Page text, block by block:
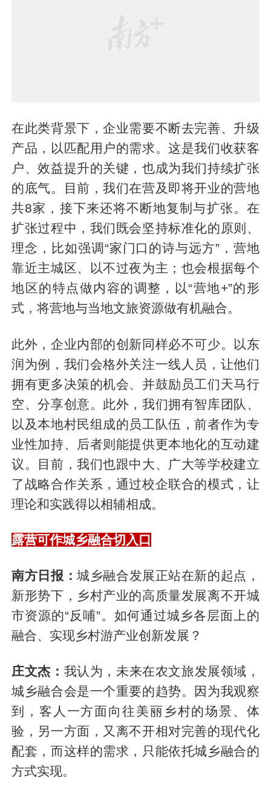
在此类背景下，企业需要不断去完善、升级
产品，以匹配用户的需求。这是我们收获客
户、效益提升的关键，也成为我们持续扩张
的底气。目前，我们在营及即将开业的营地
共8家，接下来还将不断地复制与扩张。在
扩张过程中，我们既会坚持标准化的原则、
理念，比如强调“家门口的诗与远方”，营地
靠近主城区、以不过夜为主；也会根据每个
地区的特点做内容的调整，以“营地+”的形
式，将营地与当地文旅资源做有机融合。
此外，企业内部的创新同样必不可少。以东
润为例，我们会格外关注一线人员，让他们
拥有更多决策的机会、并鼓励员工们天马行
空、分享创意。此外，我们拥有智库团队、
以及本地村民组成的员工队伍，前者作为专
业性加持、后者则能提供更本地化的互动建
议。目前，我们也跟中大、广大等学校建立
了战略合作关系，通过校企联合的模式，让
理论和实践得以相辅相成。
露营可作城乡融合切入口
南方日报：城乡融合发展正站在新的起点，
新形势下，乡村产业的高质量发展离不开城
市资源的“反哺”。如何通过城乡各层面上的
融合、实现乡村游产业创新发展？
庄文杰： 我认为，未来在农文旅发展领域，
城乡融合会是一个重要的趋势。因为我观察
到，客人一方面向往美丽乡村的场景、体
验，另一方面，又离不开相对完善的现代化
配套，而这样的需求，只能依托城乡融合的
方式实现。